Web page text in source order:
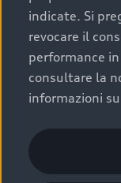
prestazioni
Acquistare
Audi che offre
Scelta :plus,
sottoposto a 110
garanzia fino a 4
acquisto.
indicate. Si
revocare il
performance
consultare la
informazioni